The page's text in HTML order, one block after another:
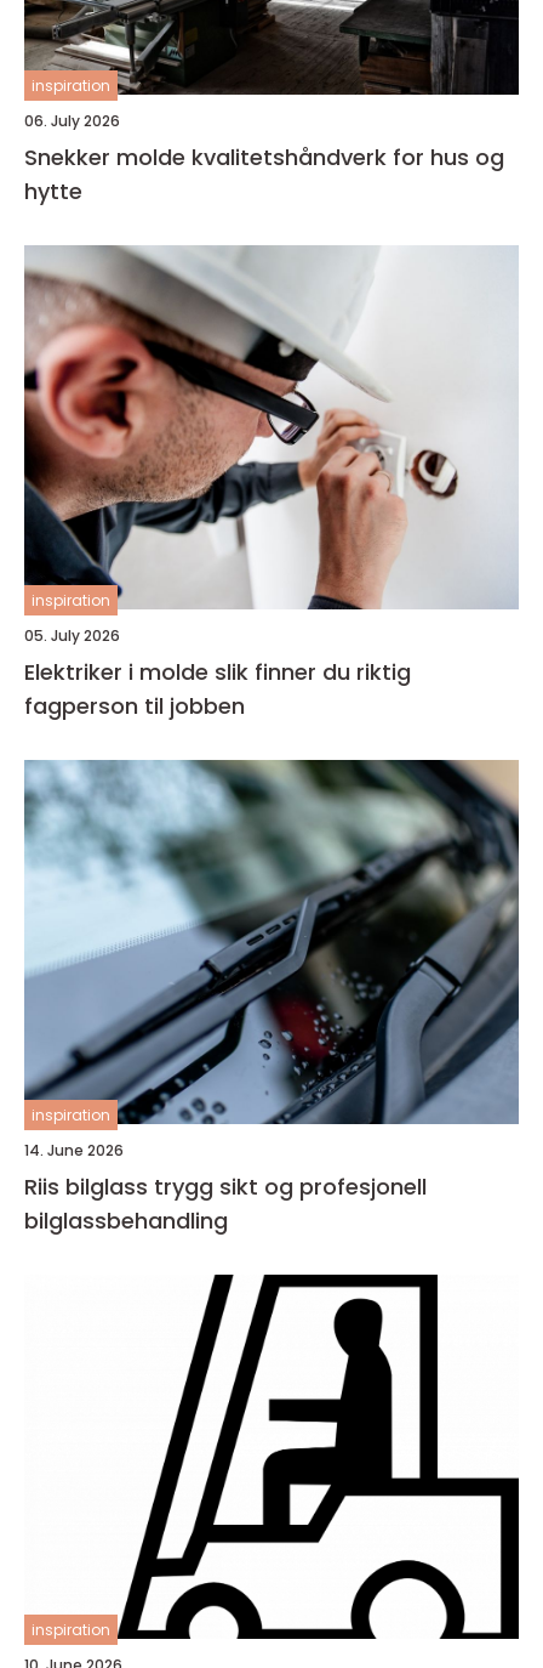
inspiration
06. July 2026
Snekker molde kvalitetshåndverk for hus og
hytte
inspiration
05. July 2026
Elektriker i molde slik finner du riktig
fagperson til jobben
inspiration
14. June 2026
Riis bilglass trygg sikt og profesjonell
bilglassbehandling
inspiration